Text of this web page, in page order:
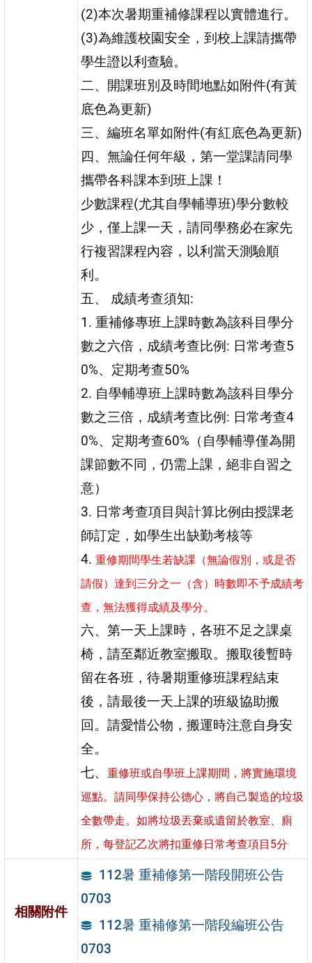
(2)本次暑期重補修課程以實體進行。
(3)為維護校園安全，到校上課請攜帶
學生證以利查驗。
二、開課班別及時間地點如附件(有黃
底色為更新)
三、編班名單如附件(有紅底色為更新)
四、無論任何年級，第一堂課請同學
攜帶各科課本到班上課！
少數課程(尤其自學輔導班)學分數較
少，僅上課一天，請同學務必在家先
行複習課程內容，以利當天測驗順
利。
五、 成績考查須知:
1. 重補修專班上課時數為該科目學分
數之六倍，成績考查比例: 日常考查5
0%、定期考查50%
2. 自學輔導班上課時數為該科目學分
數之三倍，成績考查比例: 日常考查4
0%、定期考查60%（自學輔導僅為開
課節數不同，仍需上課，絕非自習之
意）
3. 日常考查項目與計算比例由授課老
師訂定，如學生出缺勤考核等
4.重修期間學生若缺課（無論假別，或是否
請假）達到三分之一（含）時數即不予成績考
查，無法獲得成績及學分。
六、第一天上課時，各班不足之課桌
椅，請至鄰近教室搬取。搬取後暫時
留在各班，待暑期重修班課程結束
後，請最後一天上課的班級協助搬
回。請愛惜公物，搬運時注意自身安
全。
七、重修班或自學班上課期間，將實施環境
巡點。請同學保持公德心，將自己製造的垃圾
全數帶走。如將垃圾丟棄或遺留於教室、廁
所，每登記乙次將扣重修日常考查項目5分
相關附件
112暑 重補修第一階段開班公告
0703
112暑 重補修第一階段編班公告
0703